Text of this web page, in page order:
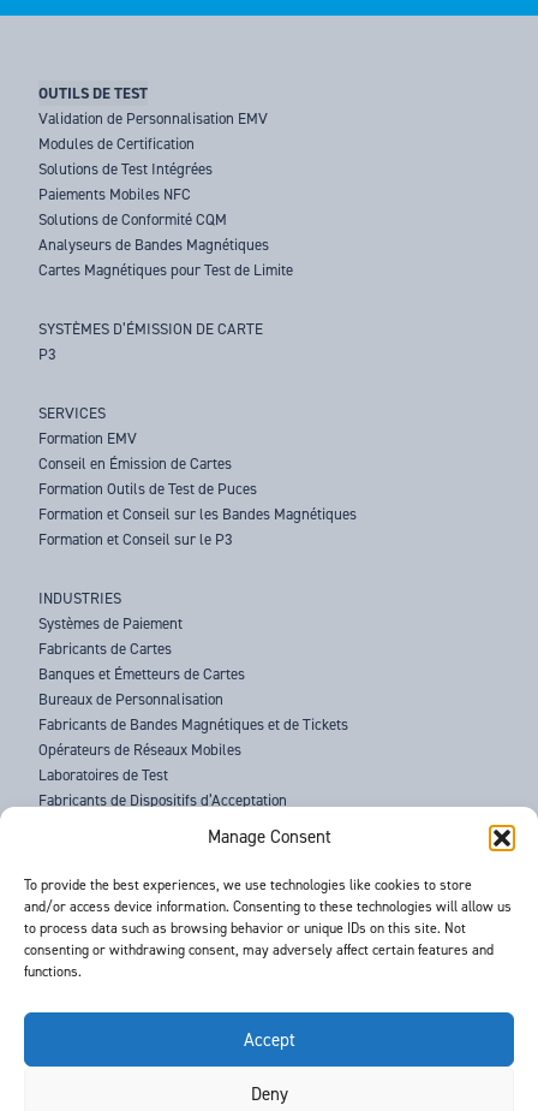
Manage Consent
To provide the best experiences, we use technologies like cookies to store
and/or access device information. Consenting to these technologies will allow us
to process data such as browsing behavior or unique IDs on this site. Not
consenting or withdrawing consent, may adversely affect certain features and
functions.
Accept
Deny
OUTILS DE TEST
Validation de Personnalisation EMV
Modules de Certification
Solutions de Test Intégrées
Paiements Mobiles NFC
Solutions de Conformité CQM
Analyseurs de Bandes Magnétiques
Cartes Magnétiques pour Test de Limite
SYSTÈMES D’ÉMISSION DE CARTE
P3
SERVICES
Formation EMV
Conseil en Émission de Cartes
Formation Outils de Test de Puces
Formation et Conseil sur les Bandes Magnétiques
Formation et Conseil sur le P3
INDUSTRIES
Systèmes de Paiement
Fabricants de Cartes
Banques et Émetteurs de Cartes
Bureaux de Personnalisation
Fabricants de Bandes Magnétiques et de Tickets
Opérateurs de Réseaux Mobiles
Laboratoires de Test
Fabricants de Dispositifs d’Acceptation
À PROPOS DE BARNES
ASSISTANCE
ACTUALITÉS
ÉVÉNEMENTS
CONDITIONS GÉNÉRALES